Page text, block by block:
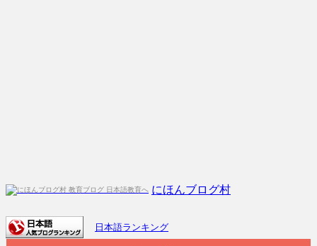
にほんブログ村
日本語ランキング